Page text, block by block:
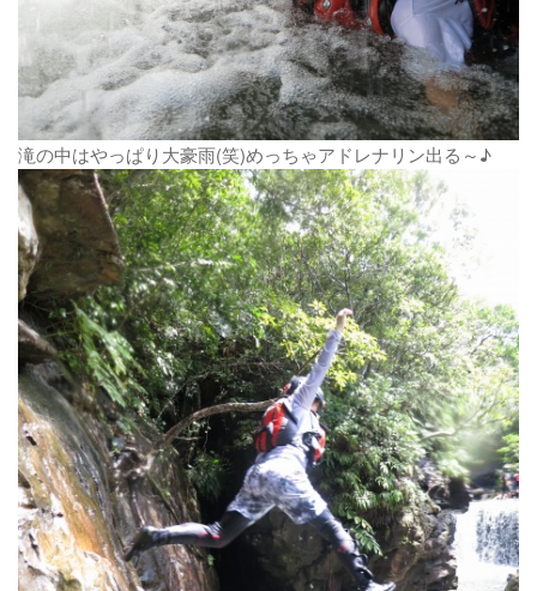
滝の中はやっぱり大豪雨(笑)めっちゃアドレナリン出る～♪